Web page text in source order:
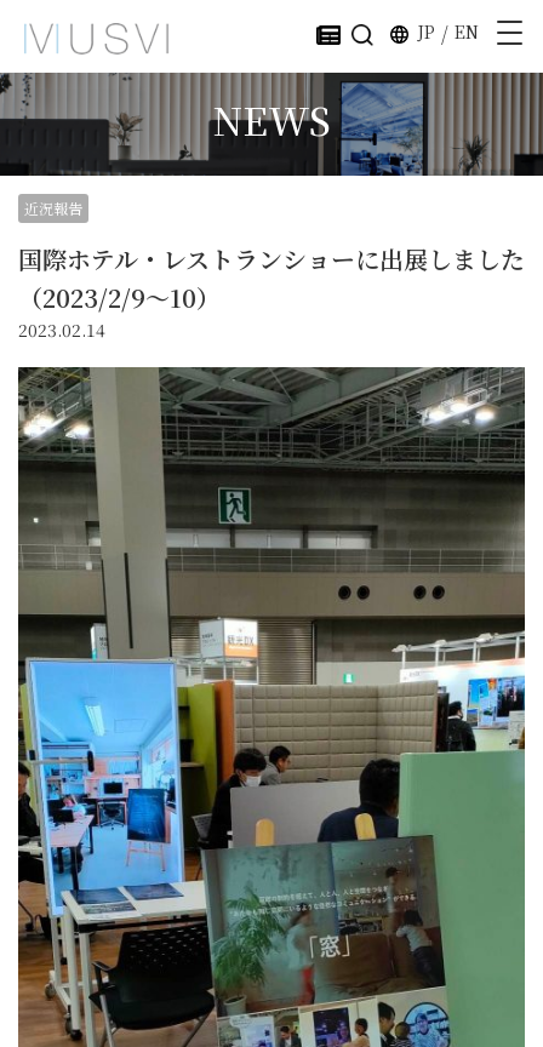
JP / EN
NEWS
近況報告
国際ホテル・レストランショーに出展しました
（2023/2/9～10）
2023.02.14